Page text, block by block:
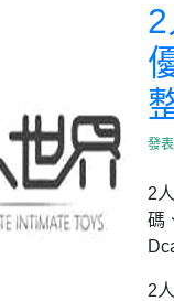
發
2
碼
2